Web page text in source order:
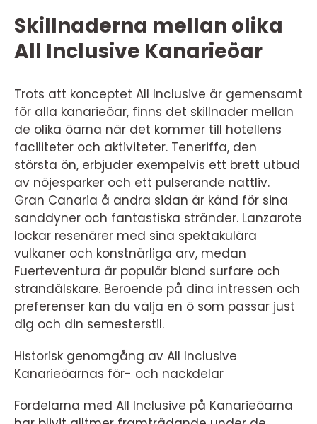
Skillnaderna mellan olika
All Inclusive Kanarieöar
Trots att konceptet All Inclusive är gemensamt
för alla kanarieöar, finns det skillnader mellan
de olika öarna när det kommer till hotellens
faciliteter och aktiviteter. Teneriffa, den
största ön, erbjuder exempelvis ett brett utbud
av nöjesparker och ett pulserande nattliv.
Gran Canaria å andra sidan är känd för sina
sanddyner och fantastiska stränder. Lanzarote
lockar resenärer med sina spektakulära
vulkaner och konstnärliga arv, medan
Fuerteventura är populär bland surfare och
strandälskare. Beroende på dina intressen och
preferenser kan du välja en ö som passar just
dig och din semesterstil.
Historisk genomgång av All Inclusive
Kanarieöarnas för- och nackdelar
Fördelarna med All Inclusive på Kanarieöarna